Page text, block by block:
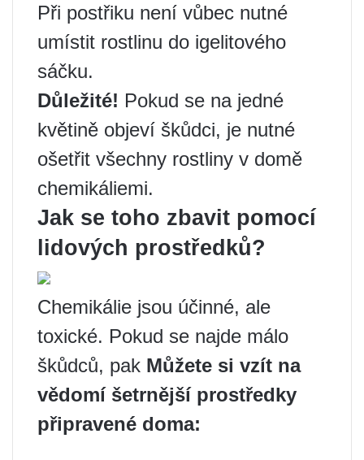
Při postřiku není vůbec nutné
umístit rostlinu do igelitového
sáčku.
Důležité! Pokud se na jedné
květině objeví škůdci, je nutné
ošetřit všechny rostliny v domě
chemikáliemi.
Jak se toho zbavit pomocí
lidových prostředků?
Chemikálie jsou účinné, ale
toxické. Pokud se najde málo
škůdců, pak Můžete si vzít na
vědomí šetrnější prostředky
připravené doma: